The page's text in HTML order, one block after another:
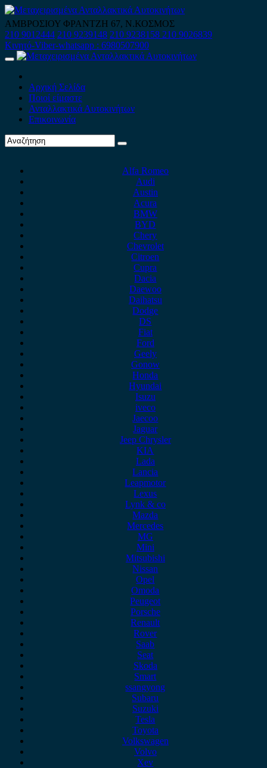
Skip
to
content
ΑΜΒΡΟΣΙΟΥ ΦΡΑΝΤΖΗ 67, Ν.ΚΟΣΜΟΣ
210 9012444 210 9239148 210 9238158 210 9026839
Κινητό-Viber-whatsapp : 6980507900
Primary
Αρχική Σελίδα
Ποιοί είμαστε
Ανταλλακτικά Αυτοκινήτων
Επικοινωνία
Alfa Romeo
Audi
Austin
Acura
BMW
BYD
Chery
Chevrolet
Citroen
Cupra
Dacia
Daewoo
Daihatsu
Dodge
DS
Fiat
Ford
Geely
Gonow
Honda
Hyundai
Isuzu
iveco
Jaecoo
Jaguar
Jeep Chrysler
KIA
Lada
Lancia
Leapmotor
Lexus
Lynk & co
Mazda
Mercedes
MG
Mini
Mitsubishi
Nissan
Opel
Omoda
Peugeot
Porsche
Renault
Rover
Saab
Seat
Skoda
Smart
ssangyong
Subaru
Suzuki
Tesla
Toyota
Volkswagen
Volvo
Xev